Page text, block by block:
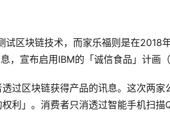
区块链技术，而家乐福则是在2018
，宣布启用IBM的「诚信食品」计画
过区块链获得产品的讯息。这次两家
利」。消费者只消透过智能手机扫